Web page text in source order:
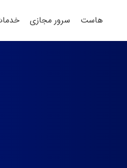
هاست سرور مجازی